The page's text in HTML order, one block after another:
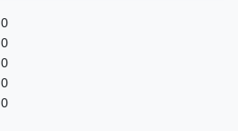
0
0
0
0
0